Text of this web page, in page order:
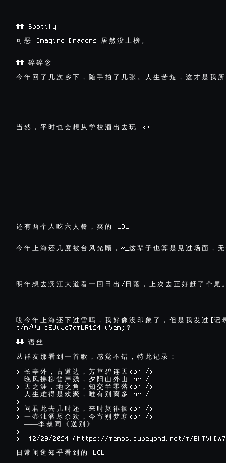
## Spotify
可 恶 Imagine Dragons 居 然 没 上 榜 。
## 碎 碎 念
今 年 回 了 几 次 乡 下 ， 随 手 拍 了 几 张 。 人 生 苦 短 ， 这 才 是 我 所
当 然 ， 平 时 也 会 想 从 学 校 溜 出 去 玩
还 有 两 个 人 吃 六 人 餐 ， 爽 的
今 年 上 海 还 几 度 被 台 风 光 顾 ， ~_ 这 辈 子 也 算 是 见 过 场 面 ， 无
明 年 想 去 滨 江 大 道 看 一 回 日 出 / 日 落 ， 上 次 去 正 好 赶 了 个 尾
哎 今 年 上 海 还 下 过 雪 吗 ， 我 好 像 没 印 象 了 ， 但 是 我 发 过 记
t/m/Wu4cEJuJo7gmLRi24fuVem) ？
## 语 丝
从 群 友 那 看 到 一 首 歌 ， 感 觉 不 错 ， 特 此 记 录 ：
> 长 亭 外 ， 古 道 边 ， 芳 草 碧 连 天 <br />
> 晚 风 拂 柳 笛 声 残 ， 夕 阳 山 外 山 <br />
>
天 之 涯 ， 地 之 角 ， 知 交 半 零 落 <br />
>
人 生 难 得 是 欢 聚 ， 唯 有 别 离 多 <br />
>
>
问 君 此 去 几 时 还 ， 来 时 莫 徘 徊 <br />
> 一 壶 浊 洒 尽 余 欢 ， 今 宵 别 梦 寒 <br />
> ——李 叔 同 《 送 别 》
>
> [12/29/2024](https://memos.cubeyond.net/m/
日 常 闲 逛 知 乎 看 到 的 LOL